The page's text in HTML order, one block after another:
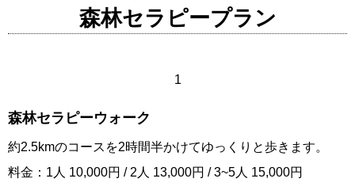
森林セラピープラン
1
森林セラピーウォーク
約2.5kmのコースを2時間半かけてゆっくりと歩きます。
料金：1人 10,000円 / 2人 13,000円 / 3~5人 15,000円